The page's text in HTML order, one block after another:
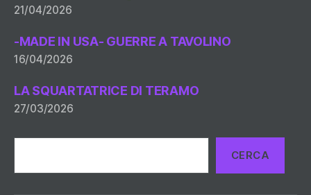
21/04/2026
-MADE IN USA- GUERRE A TAVOLINO
16/04/2026
LA SQUARTATRICE DI TERAMO
27/03/2026
CERCA